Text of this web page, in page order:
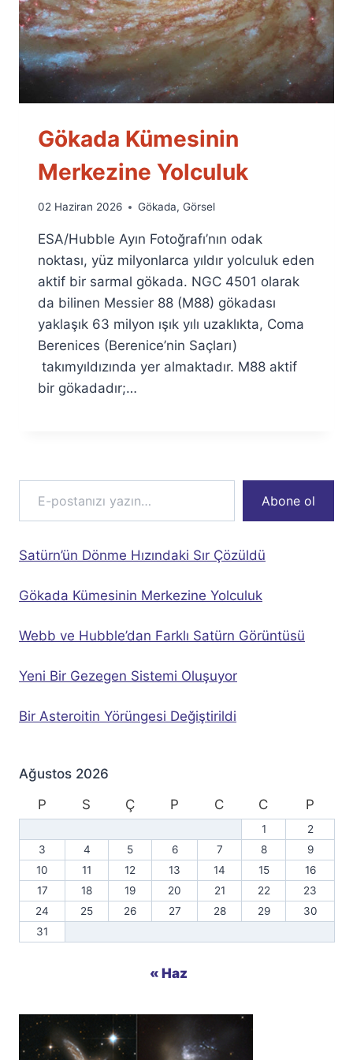
Gökada Kümesinin
Merkezine Yolculuk
By
Fuat
Özyar
02 Haziran 2026 Gökada, Görsel
ESA/Hubble Ayın Fotoğrafı’nın odak
noktası, yüz milyonlarca yıldır yolculuk eden
aktif bir sarmal gökada. NGC 4501 olarak
da bilinen Messier 88 (M88) gökadası
yaklaşık 63 milyon ışık yılı uzaklıkta, Coma
Berenices (Berenice’nin Saçları)
takımyıldızında yer almaktadır. M88 aktif
bir gökadadır;…
E-postanızı yazın…
Abone ol
Satürn’ün Dönme Hızındaki Sır Çözüldü
Gökada Kümesinin Merkezine Yolculuk
Webb ve Hubble’dan Farklı Satürn Görüntüsü
Yeni Bir Gezegen Sistemi Oluşuyor
Bir Asteroitin Yörüngesi Değiştirildi
Ağustos 2026
P
S Ç P C C P
1
2
3
4 5 6 7 8
9
10
11 12 13 14 15
16
17
18 19 20 21 22
23
24
25 26 27 28 29
30
31
« Haz